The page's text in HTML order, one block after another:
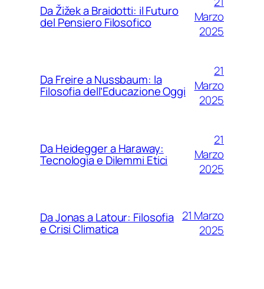
Da Žižek a Braidotti: il Futuro
del Pensiero Filosofico
Marzo
2025
Da Freire a Nussbaum: la
Filosofia dell’Educazione Oggi
21
Marzo
2025
Da Heidegger a Haraway:
Tecnologia e Dilemmi Etici
21
Marzo
2025
Da Jonas a Latour: Filosofia
e Crisi Climatica
21 Marzo
2025